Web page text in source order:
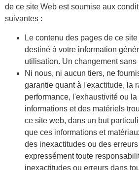
de ce site Web est soumise aux
suivantes :
Le contenu des pages de ce
destiné à votre information
utilisation. Un changement
Ni nous, ni aucun tiers, ne
garantie quant à l'exactitude, la
performance, l'exhaustivité ou
informations et des matériels
ce site web, dans un but
que ces informations et
des inexactitudes ou des
expressément toute
inexactitudes ou erreurs dans